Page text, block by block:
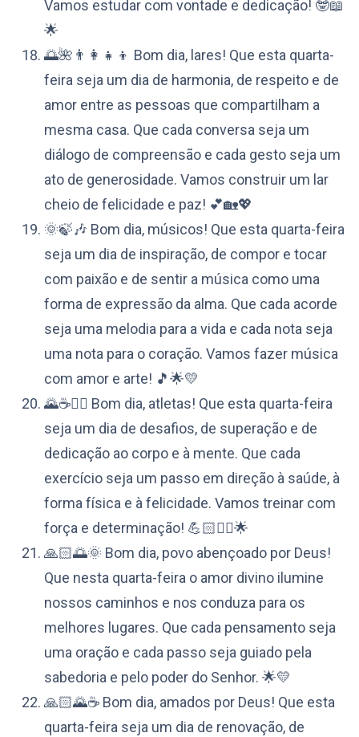
Vamos estudar com vontade e dedicação! 🤓📖
🌟
🌅🌺👨‍👩‍👧‍👦 Bom dia, lares! Que esta quarta-
feira seja um dia de harmonia, de respeito e de
amor entre as pessoas que compartilham a
mesma casa. Que cada conversa seja um
diálogo de compreensão e cada gesto seja um
ato de generosidade. Vamos construir um lar
cheio de felicidade e paz! 💕🏡💖
🌞🍃🎶 Bom dia, músicos! Que esta quarta-feira
seja um dia de inspiração, de compor e tocar
com paixão e de sentir a música como uma
forma de expressão da alma. Que cada acorde
seja uma melodia para a vida e cada nota seja
uma nota para o coração. Vamos fazer música
com amor e arte! 🎵🌟💛
🌄☕️🏋️‍♀️ Bom dia, atletas! Que esta quarta-feira
seja um dia de desafios, de superação e de
dedicação ao corpo e à mente. Que cada
exercício seja um passo em direção à saúde, à
forma física e à felicidade. Vamos treinar com
força e determinação! 💪🏻🏋️‍♀️🌟
🙏🏻🌅🌞 Bom dia, povo abençoado por Deus!
Que nesta quarta-feira o amor divino ilumine
nossos caminhos e nos conduza para os
melhores lugares. Que cada pensamento seja
uma oração e cada passo seja guiado pela
sabedoria e pelo poder do Senhor. 🌟💛
🙏🏻🌄☕️ Bom dia, amados por Deus! Que esta
quarta-feira seja um dia de renovação, de